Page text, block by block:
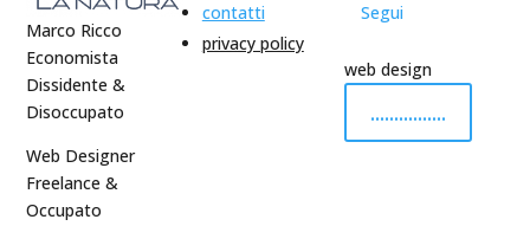
Marco Ricco
Economista
Dissidente &
Disoccupato
Web Designer
Freelance &
Occupato
contatti
privacy policy
Segui
web design
................